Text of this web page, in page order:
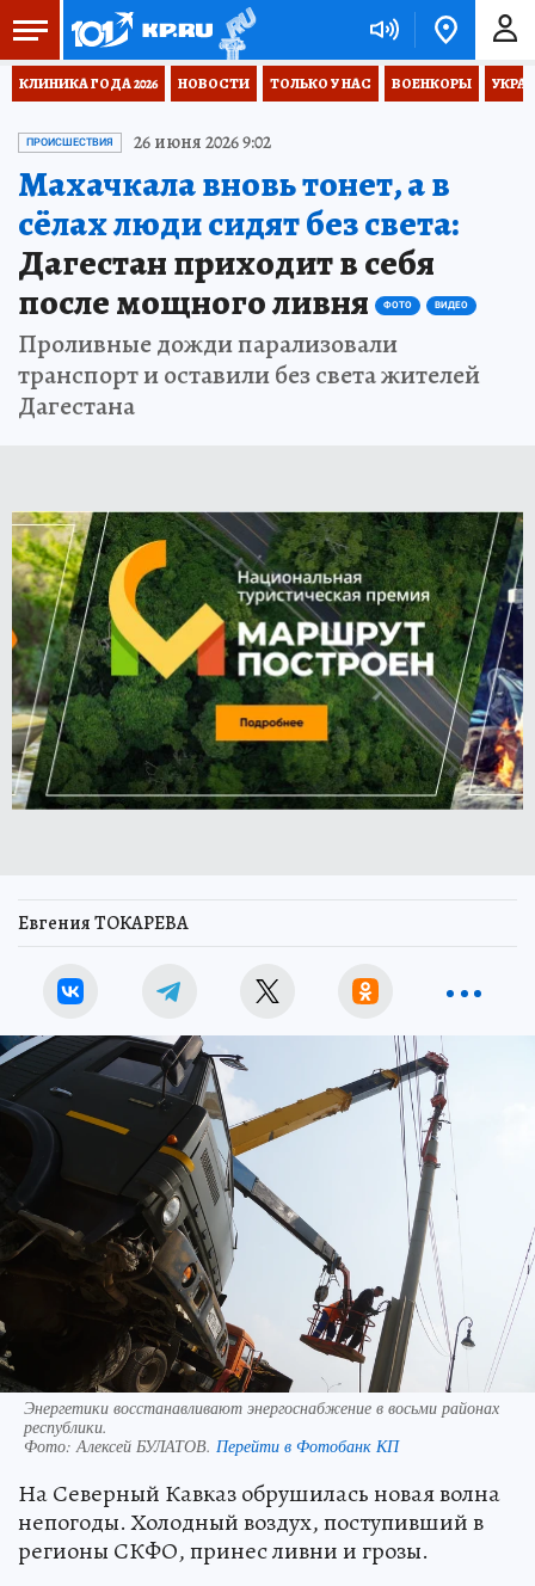
КЛИНИКА ГОДА 2026 НОВОСТИ ТОЛЬКО У НАС ВОЕНКОРЫ
ПРОИСШЕСТВИЯ 26 июня 2026 9:02
Махачкала вновь тонет, а в
сёлах люди сидят без света:
Дагестан приходит в себя
после мощного ливня
ФОТО ВИДЕО
Проливные дожди парализовали
транспорт и оставили без света жителей
Дагестана
Евгения ТОКАРЕВА
Энергетики восстанавливают энергоснабжение в восьми районах
республики.
Фото:Алексей БУЛАТОВ. Перейти в Фотобанк КП
На Северный Кавказ обрушилась новая волна
непогоды. Холодный воздух, поступивший в
регионы СКФО, принес ливни и грозы.